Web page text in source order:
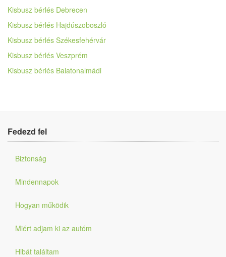
Kisbusz bérlés Debrecen
Kisbusz bérlés Hajdúszoboszló
Kisbusz bérlés Székesfehérvár
Kisbusz bérlés Veszprém
Kisbusz bérlés Balatonalmádi
Fedezd fel
Biztonság
Mindennapok
Hogyan működik
Miért adjam ki az autóm
Hibát találtam